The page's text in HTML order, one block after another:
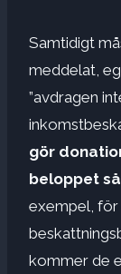
Samtidigt
meddelat,
”avdragen
gör
beloppet
exempel,
kommer de